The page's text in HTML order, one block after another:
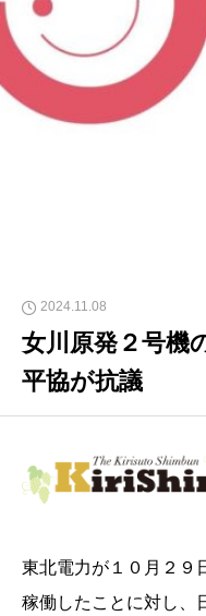
2024.11.08
女川原発２号機
平協が抗議
東北電力が１０月２９
稼働したことに対し、